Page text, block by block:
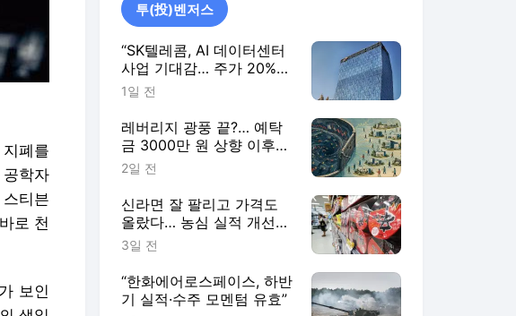
폐를
학자
티븐
로 천
보인
투(投)벤저스
“SK텔레콤, AI 데이터센터
사업 기대감… 주가 20%
이상 상승 전망”
1일 전
레버리지 광풍 끝?… 예탁
금 3000만 원 상향 이후
거래대금 1조 밑으로
2일 전
신라면 잘 팔리고 가격도
올랐다… 농심 실적 개선
기대감
3일 전
“한화에어로스페이스, 하반
기 실적·수주 모멘텀 유효”